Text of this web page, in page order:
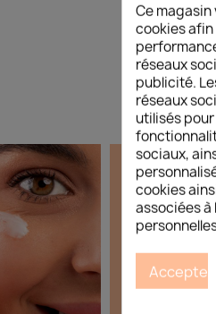
AUX
11.05.2026
Esthétique
immersive
venez
Ce
cookies
réseaux
publicité.
réseaux
utilisés
sociaux,
cookies
associées
Accepter